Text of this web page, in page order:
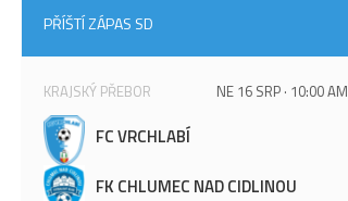
PŘÍŠTÍ ZÁPAS SD
KRAJSKÝ PŘEBOR NE 16 SRP · 10:00 AM
FC VRCHLABÍ
FK CHLUMEC NAD CIDLINOU